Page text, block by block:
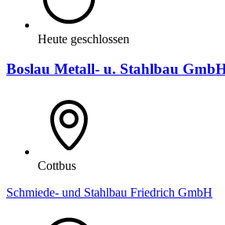
Heute geschlossen
Boslau Metall- u. Stahlbau
Cottbus
Schmiede- und Stahlbau Friedrich GmbH